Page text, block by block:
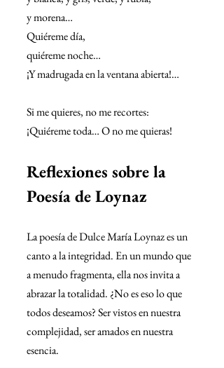
y morena…
Quiéreme día,
quiéreme noche…
¡Y madrugada en la ventana abierta!…
Si me quieres, no me recortes:
¡Quiéreme toda… O no me quieras!
Reflexiones sobre la
Poesía de Loynaz
La poesía de Dulce María Loynaz es un
canto a la integridad. En un mundo que
a menudo fragmenta, ella nos invita a
abrazar la totalidad. ¿No es eso lo que
todos deseamos? Ser vistos en nuestra
complejidad, ser amados en nuestra
esencia.